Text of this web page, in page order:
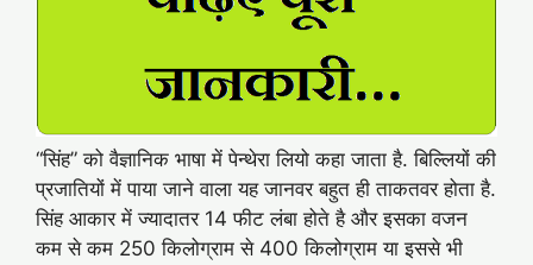
“सिंह” को वैज्ञानिक भाषा में पेन्थेरा लियो कहा जाता है. बिल्लियों की
प्रजातियों में पाया जाने वाला यह जानवर बहुत ही ताकतवर होता है.
सिंह आकार में ज्यादातर 14 फीट लंबा होते है और इसका वजन
कम से कम 250 किलोग्राम से 400 किलोग्राम या इससे भी